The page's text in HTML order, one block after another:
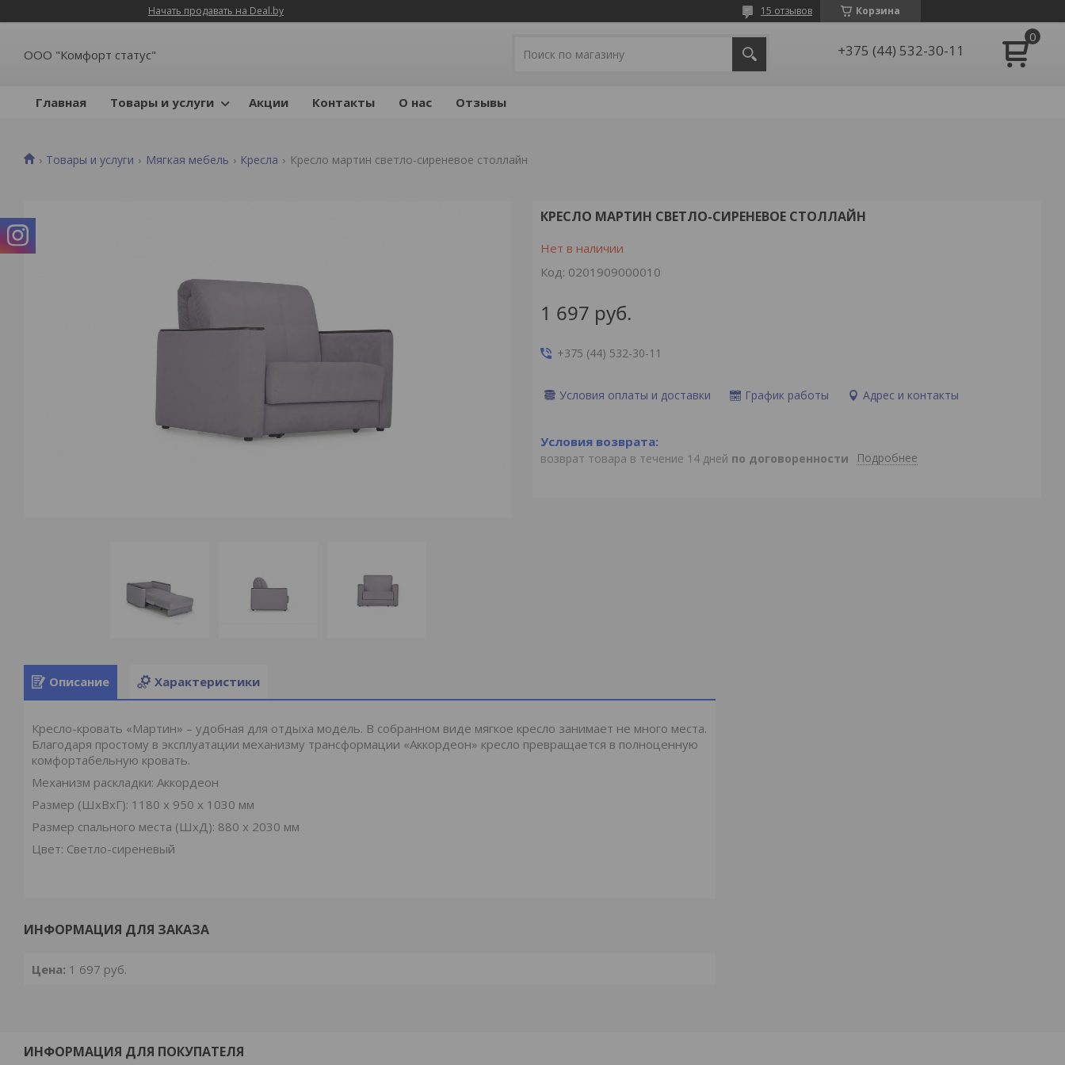
Начать продавать на Deal.by Корзина
15 отзывов
ООО "Комфорт статус" +375 (44) 532-30-11
Главная Товары и услуги Акции Контакты О нас Отзывы
Товары и услуги Мягкая мебель Кресла Кресло мартин светло-сиреневое столлайн
КРЕСЛО МАРТИН СВЕТЛО-СИРЕНЕВОЕ СТОЛЛАЙН
Нет в наличии
Код: 0201909000010
1 697 руб.
+375 (44) 532-30-11
Условия оплаты и доставки График работы Адрес и контакты
возврат товара в течение 14 дней по договоренности Подробнее
Описание Характеристики
Кресло-кровать «Мартин» – удобная для отдыха модель. В собранном виде мягкое кресло занимает не много места.
Благодаря простому в эксплуатации механизму трансформации «Аккордеон» кресло превращается в полноценную
комфортабельную кровать.
Механизм раскладки: Аккордеон
Размер (ШxВxГ): 1180 x 950 x 1030 мм
Размер спального места (ШxД): 880 х 2030 мм
Цвет: Светло-сиреневый
ИНФОРМАЦИЯ ДЛЯ ЗАКАЗА
Цена: 1 697 руб.
ИНФОРМАЦИЯ ДЛЯ ПОКУПАТЕЛЯ